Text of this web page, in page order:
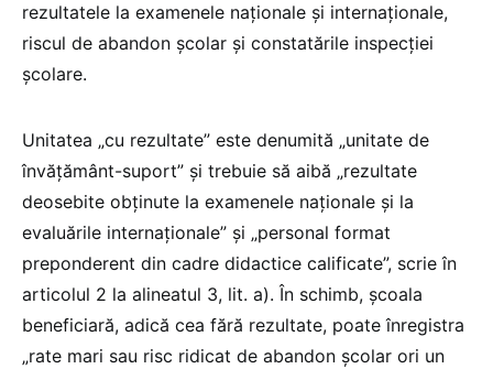
rezultatele la examenele naționale și internaționale,
riscul de abandon școlar și constatările inspecției
școlare.
Unitatea „cu rezultate” este denumită „unitate de
învățământ-suport” și trebuie să aibă „rezultate
deosebite obținute la examenele naționale și la
evaluările internaționale” și „personal format
preponderent din cadre didactice calificate”, scrie în
articolul 2 la alineatul 3, lit. a). În schimb, școala
beneficiară, adică cea fără rezultate, poate înregistra
„rate mari sau risc ridicat de abandon școlar ori un